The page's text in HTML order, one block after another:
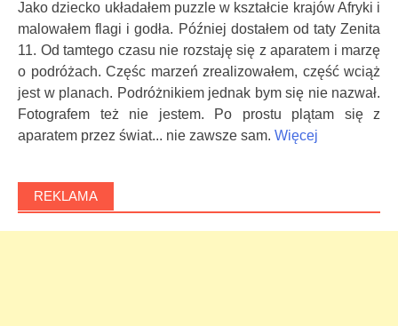
Jako dziecko układałem puzzle w kształcie krajów Afryki i
malowałem flagi i godła. Później dostałem od taty Zenita
11. Od tamtego czasu nie rozstaję się z aparatem i marzę
o podróżach. Częśc marzeń zrealizowałem, część wciąż
jest w planach. Podróżnikiem jednak bym się nie nazwał.
Fotografem też nie jestem. Po prostu plątam się z
aparatem przez świat... nie zawsze sam. Więcej
REKLAMA